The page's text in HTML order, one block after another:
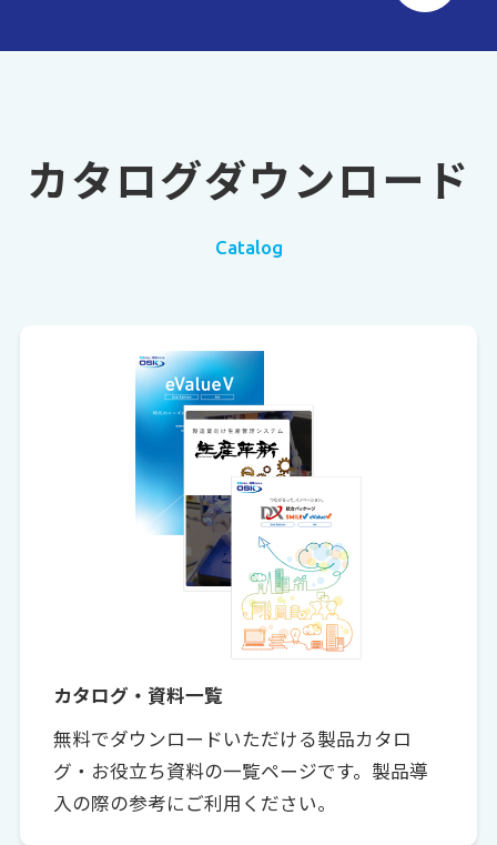
カタログダウンロード
Catalog
カタログ・資料一覧
無料でダウンロードいただける製品カタロ
グ・お役立ち資料の一覧ページです。製品導
入の際の参考にご利用ください。